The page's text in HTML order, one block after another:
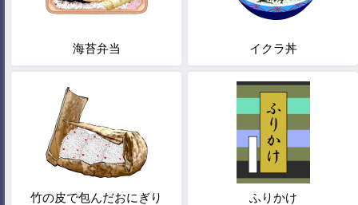
海苔弁当 イクラ丼
竹の皮で包んだおにぎり ふりかけ